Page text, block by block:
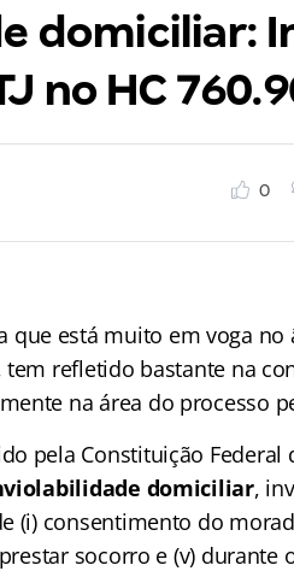
domiciliar:
no HC
0
que está muito em voga
refletido bastante na
na área do processo
pela Constituição Federal
domiciliar,
(i) consentimento do
socorro e (v)